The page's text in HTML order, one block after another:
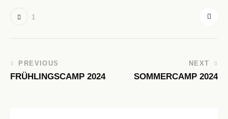
1
PREVIOUS
FRÜHLINGSCAMP 2024
NEXT
SOMMERCAMP 2024